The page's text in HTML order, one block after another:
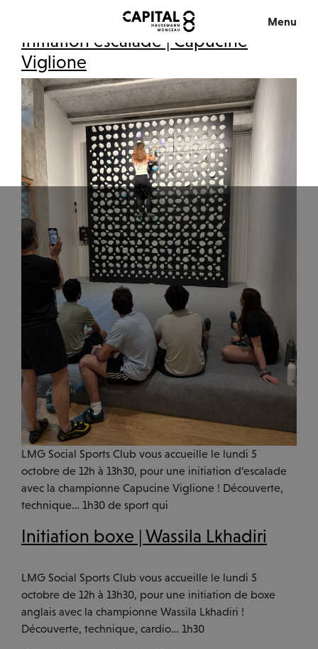
L’IMMEUBLE
L’EXPÉRIENCE
VISITE 360°
MÉCÉNAT
ACTUALITÉS
FR EN
Menu
sport
Initiation escalade | Capucine
Viglione
LMG Social Sports Club vous accueille le lundi 5
octobre de 12h à 13h30, pour une initiation d’escalade
avec la championne Capucine Viglione ! Découverte,
technique… 1h30 de sport qui
Initiation boxe | Wassila Lkhadiri
LMG Social Sports Club vous accueille le lundi 5
octobre de 12h à 13h30, pour une initiation de boxe
anglais avec la championne Wassila Lkhadiri !
Découverte, technique, cardio… 1h30